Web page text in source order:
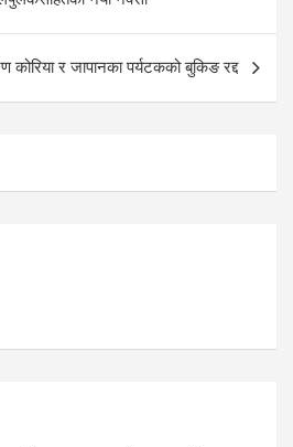
कोरिया र जापानका पर्यटकको बुकिङ रद्द